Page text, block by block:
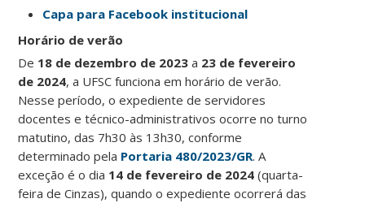
Capa para Facebook institucional
Horário de verão
De 18 de dezembro de 2023 a 23 de fevereiro
de 2024, a UFSC funciona em horário de verão.
Nesse período, o expediente de servidores
docentes e técnico-administrativos ocorre no turno
matutino, das 7h30 às 13h30, conforme
determinado pela Portaria 480/2023/GR. A
exceção é o dia 14 de fevereiro de 2024 (quarta-
feira de Cinzas), quando o expediente ocorrerá das